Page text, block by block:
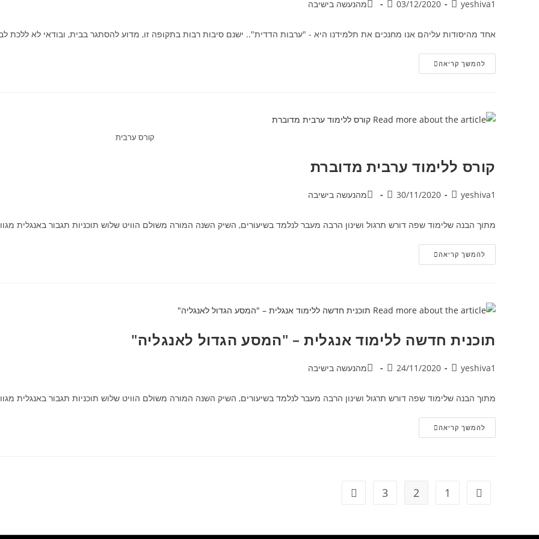
yeshiva1
03/12/2020 מהנעשה בישיבה
אחד מהיסודות עליהם אנו מחנכים את תלמידנו היא - "ערבות הדדית".. ישנם סיבות רבות בתקופה זו, מדוע להסתגר בבית, ובודאי לא ללכת
להמשך קריאה
קורס ערבית
קורס ללימוד ערבית מדוברת
yeshiva1
30/11/2020 מהנעשה בישיבה
מתוך הבנה שלימוד שפה דורש תרגול ושינון הרבה מעבר לנלמד בשיעורים, השיק השנה המורה משולם הוויט שלוש תוכניות תגבור באנגלית
להמשך קריאה
תוכנית חדשה ללימוד אנגלית – "המסע הגדול לאנגליה"
yeshiva1
24/11/2020 מהנעשה בישיבה
מתוך הבנה שלימוד שפה דורש תרגול ושינון הרבה מעבר לנלמד בשיעורים, השיק השנה המורה משולם הוויט שלוש תוכניות תגבור באנגלית
להמשך קריאה
1
2
3